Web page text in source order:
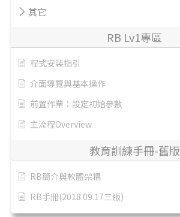
其它
RB Lv1專區
程式安裝指引
介面導覽與基本操作
前置作業：設定初始參數
主流程Overview
教育訓練手冊-舊版
RB簡介與軟體架構
RB手冊(2018.09.17三版)